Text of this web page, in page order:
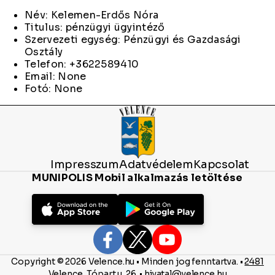
Név: Kelemen-Erdős Nóra
Titulus: pénzügyi ügyintéző
Szervezeti egység: Pénzügyi és Gazdasági
Osztály
Telefon: +3622589410
Email: None
Fotó: None
ImpresszumAdatvédelemKapcsolat
MUNIPOLIS Mobil alkalmazás letöltése
Copyright © 2026 Velence.hu • Minden jog fenntartva. •2481